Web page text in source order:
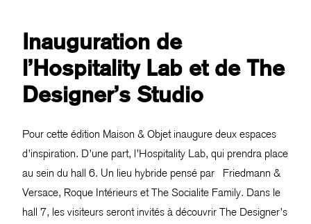
Inauguration de
l’Hospitality Lab et de The
Designer’s Studio
Pour cette édition Maison & Objet inaugure deux espaces
d’inspiration. D’une part, l’Hospitality Lab, qui prendra place
au sein du hall 6. Un lieu hybride pensé par Friedmann &
Versace, Roque Intérieurs et The Socialite Family. Dans le
hall 7, les visiteurs seront invités à découvrir The Designer’s